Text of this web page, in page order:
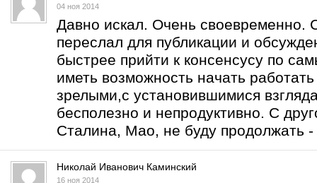
04 ноя 2014
Давно искал. Очень своевременно.
переслал для публикации и
быстрее прийти к консенсусу по
иметь возможность начать
зрелыми,с установившимися
бесполезно и непродуктивно. С
Сталина, Мао, не буду продолжать -
Николай Иванович Каминский
16 ноя 2014